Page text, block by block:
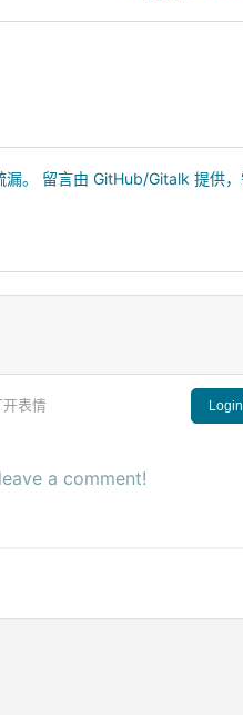
。 留言由 GitHub/Gitalk 提供，
a comment!